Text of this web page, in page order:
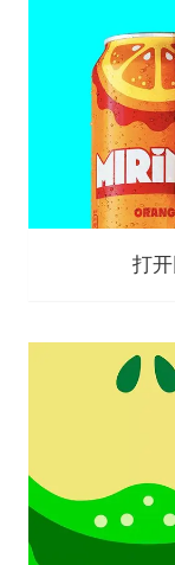
打